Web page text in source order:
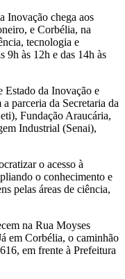
Inovação chega aos
e Corbélia, na
tecnologia e
9h às 12h e das 14h às
Estado da Inovação e
parceria da Secretaria da
Fundação Araucária,
Industrial (Senai),
o acesso à
o conhecimento e
pelas áreas de ciência,
na Rua Moyses
em Corbélia, o caminhão
em frente à Prefeitura